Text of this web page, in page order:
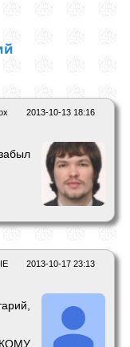
2013-10-13 18:16
2013-10-17 23:13